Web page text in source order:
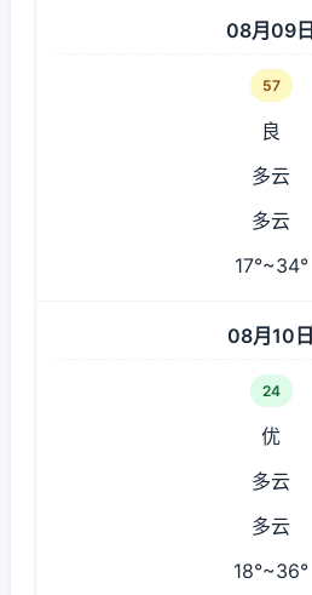
08月09日
57
良
多云
多云
17°~34°
08月10日
24
优
多云
多云
18°~36°